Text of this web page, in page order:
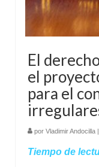
El
el
para el
por Vladimir Andocilla |
Tiempo de